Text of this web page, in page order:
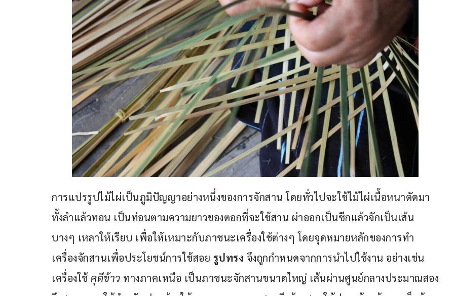
การแปรรูปไม้ไผ่เป็นภูมิปัญญาอย่างหนึ่งของการจักสาน โดยทั่วไปจะใช้ไม้ไผ่เนื้อหนาตัดมา
ทั้งลำแล้วทอน เป็นท่อนตามความยาวของตอกที่จะใช้สาน ผ่าออกเป็นซีกแล้วจักเป็นเส้น
บางๆ เหลาให้เรียบ เพื่อให้เหมาะกับภาชนะเครื่องใช้ต่างๆ โดยจุดหมายหลักของการทำ
เครื่องจักสานเพื่อประโยชน์การใช้สอย รูปทรง จึงถูกกำหนดจากการนำไปใช้งาน อย่างเช่น
เครื่องใช้ คุตีข้าว ทางภาคเหนือ เป็นภาชนะจักสานขนาดใหญ่ เส้นผ่านศูนย์กลางประมาณสอง